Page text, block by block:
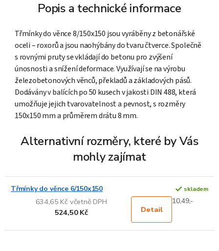
Popis a technické informace
Třmínky do věnce 8/150x150 jsou vyráběny z betonářské
oceli – roxorů a jsou naohýbány do tvaru čtverce. Společně
s rovnými pruty se vkládají do betonu pro zvýšení
únosnosti a snížení deformace. Využívají se na výrobu
železobetonových věnců, překladů a základových pásů.
Dodávány v balících po 50 kusech v jakosti DIN 488, která
umožňuje jejich tvarovatelnost a pevnost, s rozměry
150x150 mm a průměrem drátu 8 mm.
Alternativní rozměry, které by Vás
mohly zajímat
Třmínky do věnce 6/150x150 skladem
634,65 Kč včetně DPH
524,50 Kč
Detail
10,49,-